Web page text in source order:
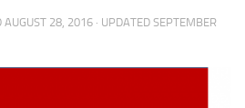
AUGUST 28, 2016 · UPDATED SEPTEMBER